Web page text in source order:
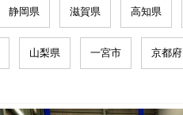
静岡県 滋賀県 高知県
山梨県 一宮市 京都府